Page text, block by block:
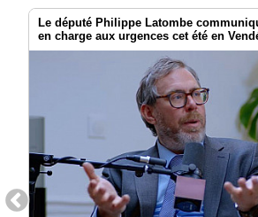
Le député Philippe Latombe
en charge aux urgences cet été en